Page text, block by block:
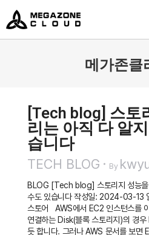
MegazoneCloud
디지털 전문 기업, 메가존클
메가존클
[Tech blog] 스토
리는 아직 다 알
습니다
TECH BLOG By
BLOG [Tech blog] 스토리지 성능을
수도 있습니다 작성일: 2024-03-13
스토어 AWS에서 EC2 인스턴스를
연결하는 Disk(블록 스토리지)의 경
듯 합니다. 그러나 AWS 문서를 보면